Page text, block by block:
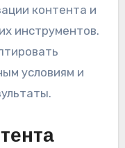
контента и
инструментов.
условиям и